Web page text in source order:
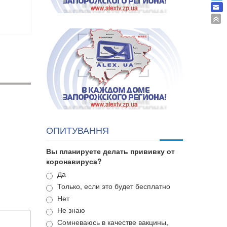
ОПИТУВАННЯ
Вы планируете делать прививку от
коронавируса?
Варианты
Да
Только, если это будет бесплатно
Нет
Не знаю
Сомневаюсь в качестве вакцины,